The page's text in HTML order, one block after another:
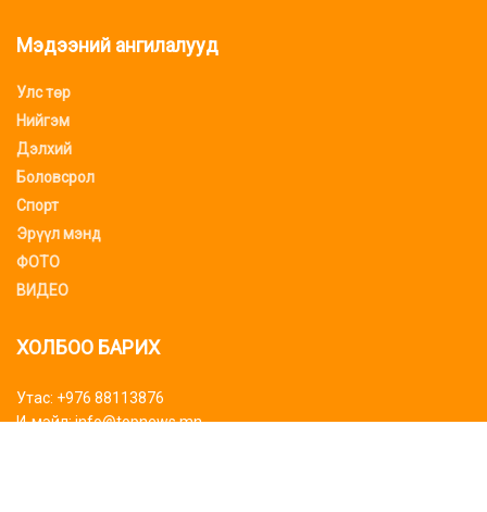
Мэдээний ангилалууд
Улс төр
Нийгэм
Дэлхий
Боловсрол
Спорт
Эрүүл мэнд
ФОТО
ВИДЕО
ХОЛБОО БАРИХ
Утас: +976 88113876
И-мэйл: info@topnews.mn